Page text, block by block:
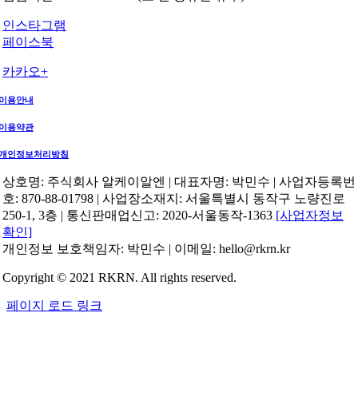
인스타그램
페이스북
카카오+
용안내
용약관
인정보처리방침
상호명: 주식회사 알케이알엔 | 대표자명: 박민수 | 사업자등록번
호: 870-88-01798 | 사업장소재지: 서울특별시 동작구 노량진로
250-1, 3층 | 통신판매업신고: 2020-서울동작-1363 [사업자정보
확인]
개인정보 보호책임자: 박민수 | 이메일: hello@rkrn.kr
Copyright © 2021 RKRN. All rights reserved.
페이지 로드 링크